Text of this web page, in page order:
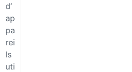
d’
ap
pa
rei
ls
uti